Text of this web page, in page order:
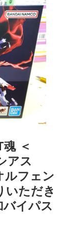
＜
アス
ルフェン
いただき
バイパス